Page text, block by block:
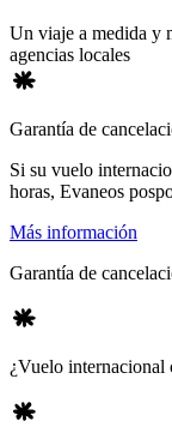
Un viaje a medida y
agencias locales
Garantía de
Si su vuelo
horas, Evaneos
Más información
Garantía de
¿Vuelo internacional